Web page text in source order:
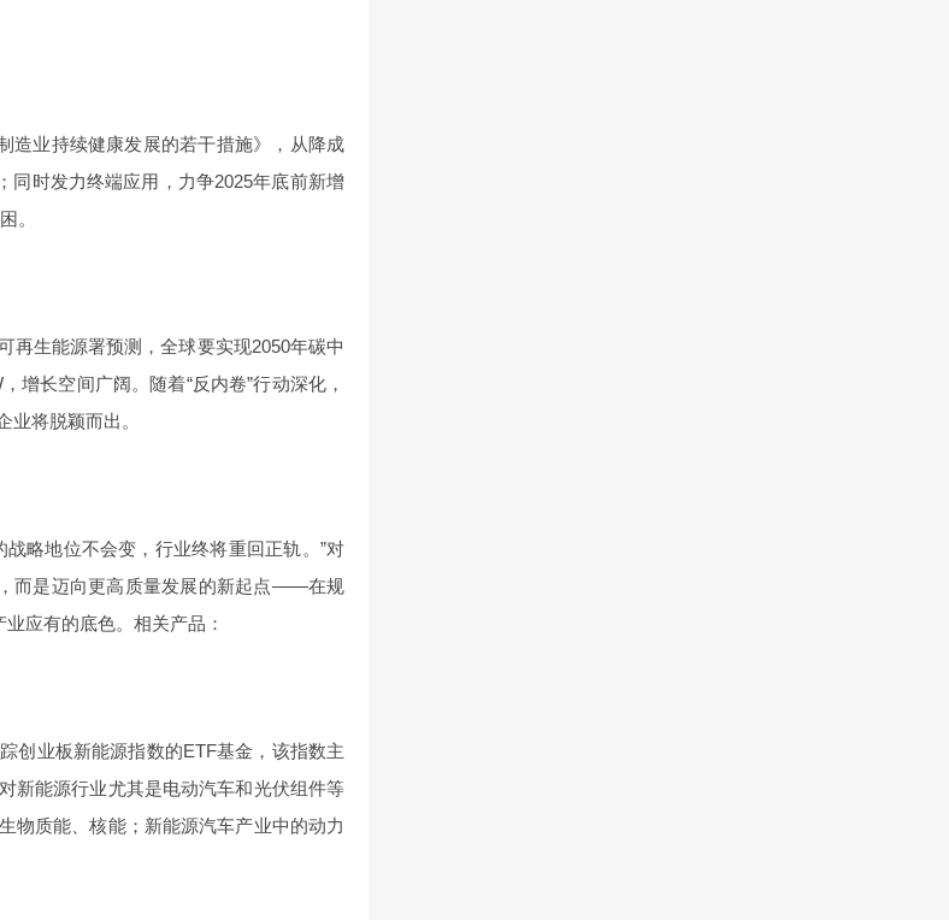
造业持续健康发展的若干措施》，从降成
同时发力终端应用，力争2025年底前新增
。
再生能源署预测，全球要实现2050年碳中
增长空间广阔。随着“反内卷”行动深化，
将脱颖而出。
略地位不会变，行业终将重回正轨。”对
而是迈向更高质量发展的新起点——在规
应有的底色。相关产品：
创业板新能源指数的ETF基金，该指数主
新能源行业尤其是电动汽车和光伏组件等
物质能、核能；新能源汽车产业中的动力